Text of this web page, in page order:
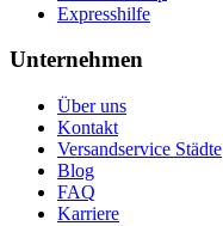
Expresshilfe
Unternehmen
Über uns
Kontakt
Versandservice Städte
Blog
FAQ
Karriere